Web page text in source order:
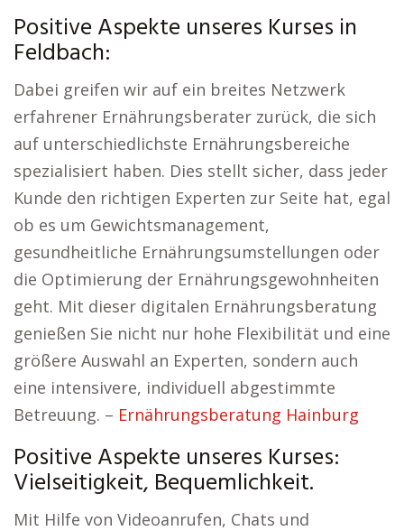
Positive Aspekte unseres Kurses in
Feldbach:
Dabei greifen wir auf ein breites Netzwerk
erfahrener Ernährungsberater zurück, die sich
auf unterschiedlichste Ernährungsbereiche
spezialisiert haben. Dies stellt sicher, dass jeder
Kunde den richtigen Experten zur Seite hat, egal
ob es um Gewichtsmanagement,
gesundheitliche Ernährungsumstellungen oder
die Optimierung der Ernährungsgewohnheiten
geht. Mit dieser digitalen Ernährungsberatung
genießen Sie nicht nur hohe Flexibilität und eine
größere Auswahl an Experten, sondern auch
eine intensivere, individuell abgestimmte
Betreuung. – Ernährungsberatung Hainburg
Positive Aspekte unseres Kurses:
Vielseitigkeit, Bequemlichkeit.
Mit Hilfe von Videoanrufen, Chats und